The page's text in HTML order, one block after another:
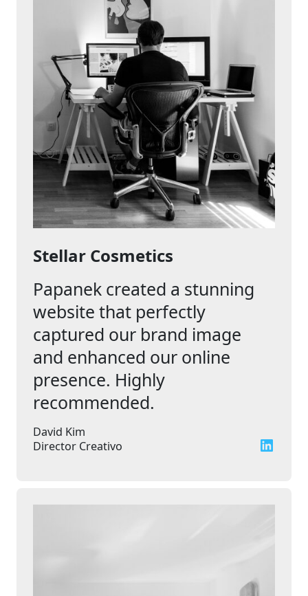
Stellar Cosmetics
Papanek created a stunning
website that perfectly
captured our brand image
and enhanced our online
presence. Highly
recommended.
David Kim
Director Creativo
LinkedIn